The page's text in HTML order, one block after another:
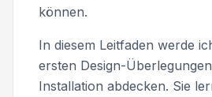
können.
In diesem Leitfaden werde
ersten Design-
Installation abdecken. Sie